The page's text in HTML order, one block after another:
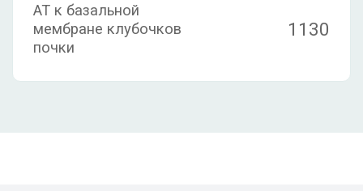
АТ к базальной
мембране клубочков
почки
1130